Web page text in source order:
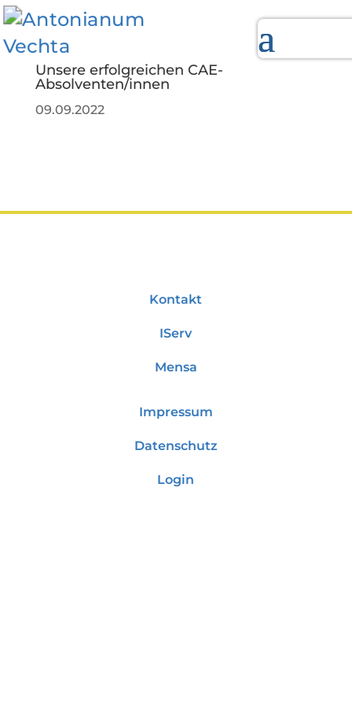
Unsere erfolgreichen CAE-
Absolventen/innen
09.09.2022
Kontakt
IServ
Mensa
Impressum
Datenschutz
Login